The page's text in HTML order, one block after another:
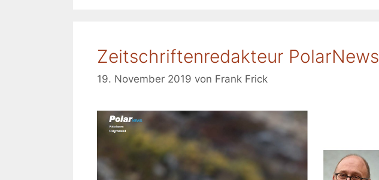
Zeitschriftenredakteur PolarNews
19. November 2019 von Frank Frick